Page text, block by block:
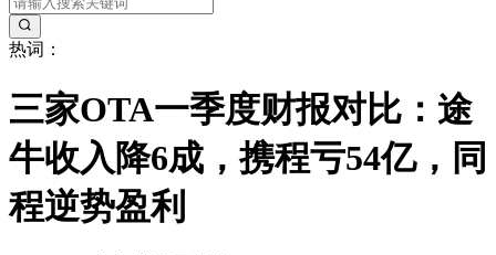
热词：
三家OTA一季度财报对比：途
牛收入降6成，携程亏54亿，同
程逆势盈利